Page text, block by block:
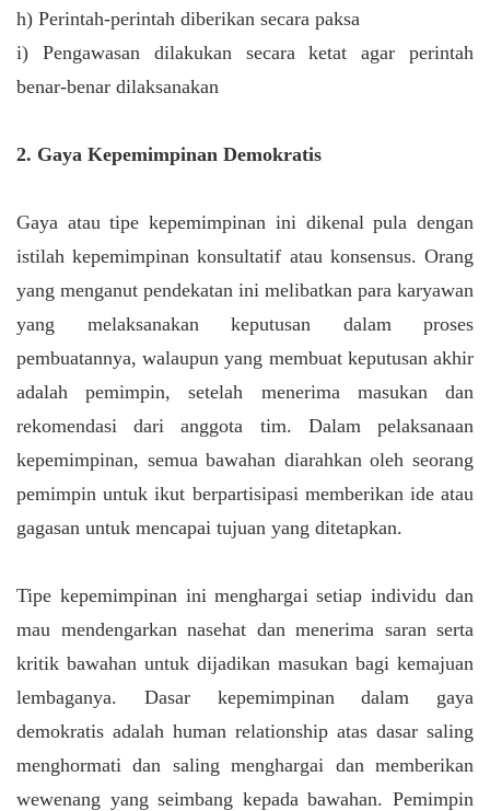
h) Perintah-perintah diberikan secara paksa
i) Pengawasan dilakukan secara ketat agar perintah
benar-benar dilaksanakan
2. Gaya Kepemimpinan Demokratis
Gaya atau tipe kepemimpinan ini dikenal pula dengan
istilah kepemimpinan konsultatif atau konsensus. Orang
yang menganut pendekatan ini melibatkan para karyawan
yang melaksanakan keputusan dalam proses
pembuatannya, walaupun yang membuat keputusan akhir
adalah pemimpin, setelah menerima masukan dan
rekomendasi dari anggota tim. Dalam pelaksanaan
kepemimpinan, semua bawahan diarahkan oleh seorang
pemimpin untuk ikut berpartisipasi memberikan ide atau
gagasan untuk mencapai tujuan yang ditetapkan.
Tipe kepemimpinan ini menghargai setiap individu dan
mau mendengarkan nasehat dan menerima saran serta
kritik bawahan untuk dijadikan masukan bagi kemajuan
lembaganya. Dasar kepemimpinan dalam gaya
demokratis adalah human relationship atas dasar saling
menghormati dan saling menghargai dan memberikan
wewenang yang seimbang kepada bawahan. Pemimpin